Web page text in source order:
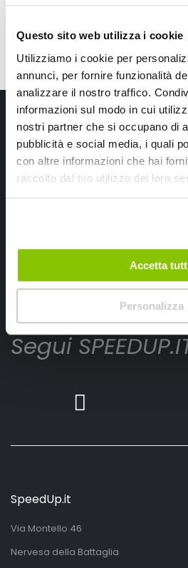
Questo sito web utilizza i cookie
Utilizziamo i cookie per
annunci, per fornire funzionalità
analizzare il nostro traffico.
informazioni sul modo in cui
nostri partner che si occupano di
pubblicità e social media, i quali
con altre informazioni che hai
raccolto dal tuo utilizzo dei loro
Accetta
Personalizza
Iscriviti alla
Ricevi subito uno sconto del 10% per
Iscrivimi
Segui
SpeedUp.it
Via Montello 46
Nervesa della Battaglia